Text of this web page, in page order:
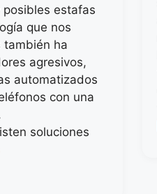
estafas
que nos
también ha
agresivos,
automatizados
con una
soluciones